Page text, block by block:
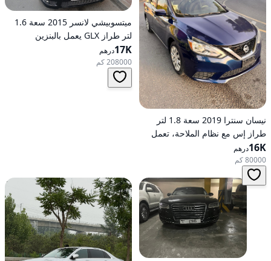
نيسان سنترا 2019 سعة 1.8 لتر
طراز إس مع نظام الملاحة، تعمل
بالبنزين، ناقل حركة أوتوماتيكي، دفع
أمامي
16Kدرهم
80000 كم
ميتسوبيشي لانسر 2015 سعة 1.6
لتر طراز GLX يعمل بالبنزين
وأوتوماتيكي بدفع أمامي
17Kدرهم
208000 كم